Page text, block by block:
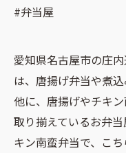
#弁当屋
愛知県名古屋市の庄
は、唐揚げ弁当や煮
他に、唐揚げやチキ
取り揃えているお弁
キン南蛮弁当で、こ